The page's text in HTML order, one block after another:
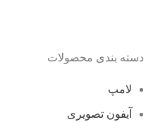
دسته بندی محصولات
لامپ
آیفون تصویری